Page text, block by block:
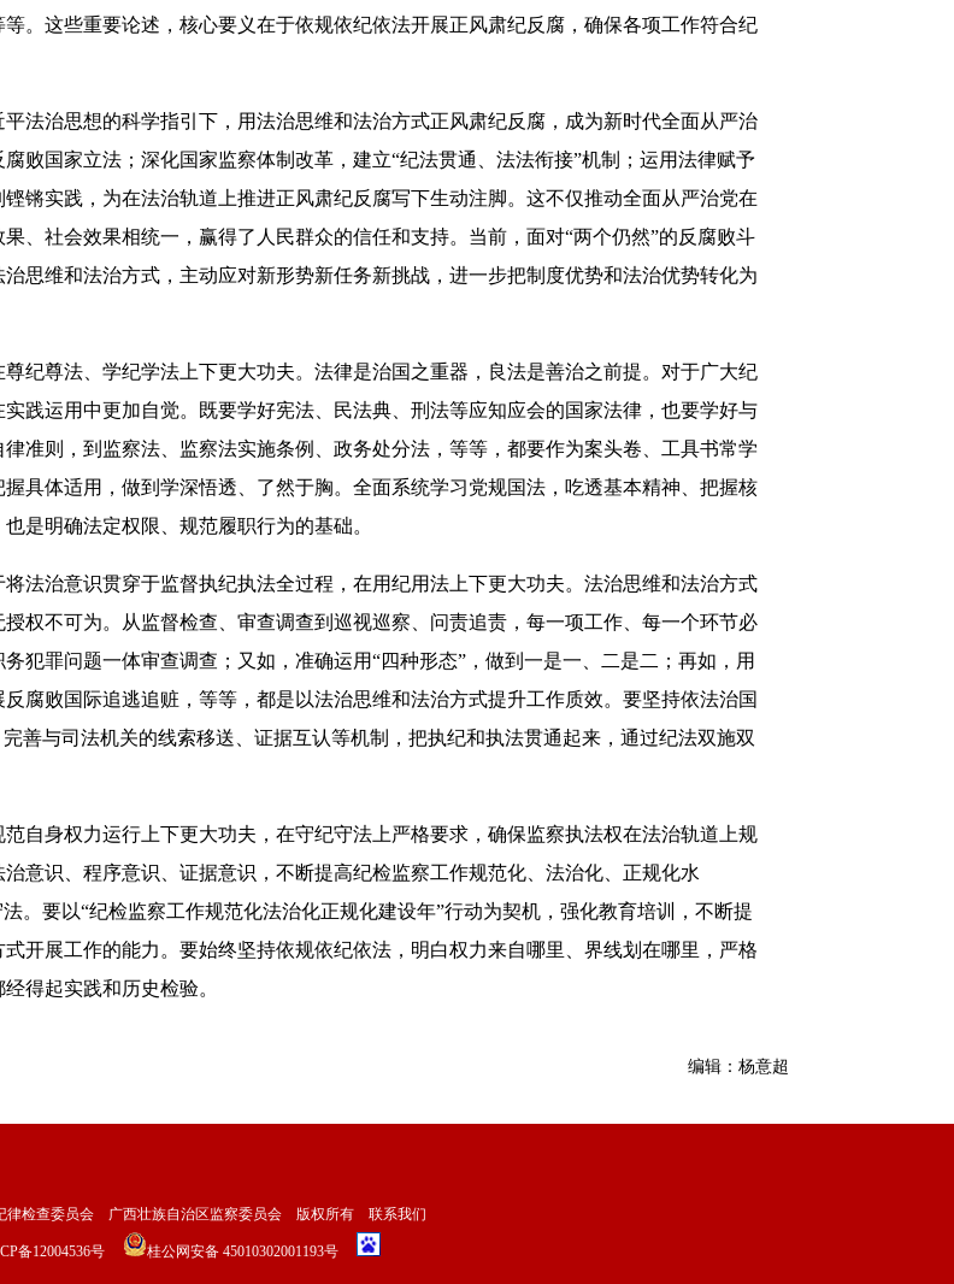
。这些重要论述，核心要义在于依规依纪依法开展正风肃纪反腐，确保各项工作符合纪
治思想的科学指引下，用法治思维和法治方式正风肃纪反腐，成为新时代全面从严治
败国家立法；深化国家监察体制改革，建立“纪法贯通、法法衔接”机制；运用法律赋予
锵实践，为在法治轨道上推进正风肃纪反腐写下生动注脚。这不仅推动全面从严治党在
、社会效果相统一，赢得了人民群众的信任和支持。当前，面对“两个仍然”的反腐败斗
思维和法治方式，主动应对新形势新任务新挑战，进一步把制度优势和法治优势转化为
尊法、学纪学法上下更大功夫。法律是治国之重器，良法是善治之前提。对于广大纪
践运用中更加自觉。既要学好宪法、民法典、刑法等应知应会的国家法律，也要学好与
准则，到监察法、监察法实施条例、政务处分法，等等，都要作为案头卷、工具书常学
具体适用，做到学深悟透、了然于胸。全面系统学习党规国法，吃透基本精神、把握核
是明确法定权限、规范履职行为的基础。
治意识贯穿于监督执纪执法全过程，在用纪用法上下更大功夫。法治思维和法治方式
权不可为。从监督检查、审查调查到巡视巡察、问责追责，每一项工作、每一个环节必
犯罪问题一体审查调查；又如，准确运用“四种形态”，做到一是一、二是二；再如，用
腐败国际追逃追赃，等等，都是以法治思维和法治方式提升工作质效。要坚持依法治国
善与司法机关的线索移送、证据互认等机制，把执纪和执法贯通起来，通过纪法双施双
身权力运行上下更大功夫，在守纪守法上严格要求，确保监察执法权在法治轨道上规
意识、程序意识、证据意识，不断提高纪检监察工作规范化、法治化、正规化水
。要以“纪检监察工作规范化法治化正规化建设年”行动为契机，强化教育培训，不断提
开展工作的能力。要始终坚持依规依纪依法，明白权力来自哪里、界线划在哪里，严格
得起实践和历史检验。
编辑：杨意超
律检查委员会 广西壮族自治区监察委员会 版权所有 联系我们
备12004536号 桂公网安备 45010302001193号